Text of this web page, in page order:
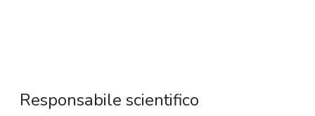
Responsabile scientifico